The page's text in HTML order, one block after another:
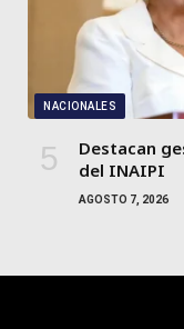
NACIONALES
Destacan
del INAIPI
AGOSTO 7, 2026